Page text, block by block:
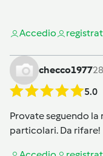
Accedio
checco1977
5.0
Provate seguendo
particolari. Da rifare!